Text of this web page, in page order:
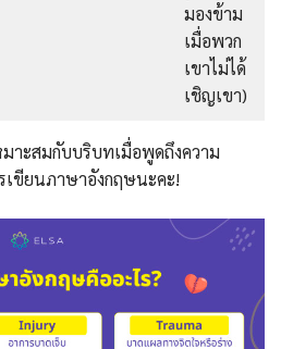
มองข้าม
เมื่อพวก
เขาไม่ได้
เชิญเขา)
าะสมกับบริบทเมื่อพูดถึงความ
เขียนภาษาอังกฤษนะคะ!